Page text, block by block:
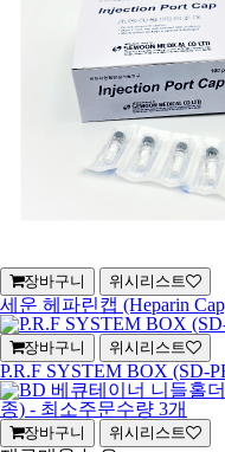
장바구니 위시리스트
세운 헤파린캡 (Heparin
장바구니 위시리스트
P.R.F SYSTEM BOX (SD-
장바구니 위시리스트